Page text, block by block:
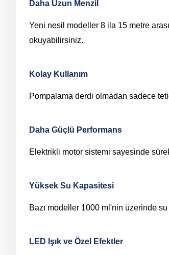
Daha Uzun Menzil
Yeni nesil modeller 8 ila 15 metre
okuyabilirsiniz.
Kolay Kullanım
Pompalama derdi olmadan sadece
Daha Güçlü Performans
Elektrikli motor sistemi sayesinde
Yüksek Su Kapasitesi
Bazı modeller 1000 ml'nin üzerinde
LED Işık ve Özel Efektler